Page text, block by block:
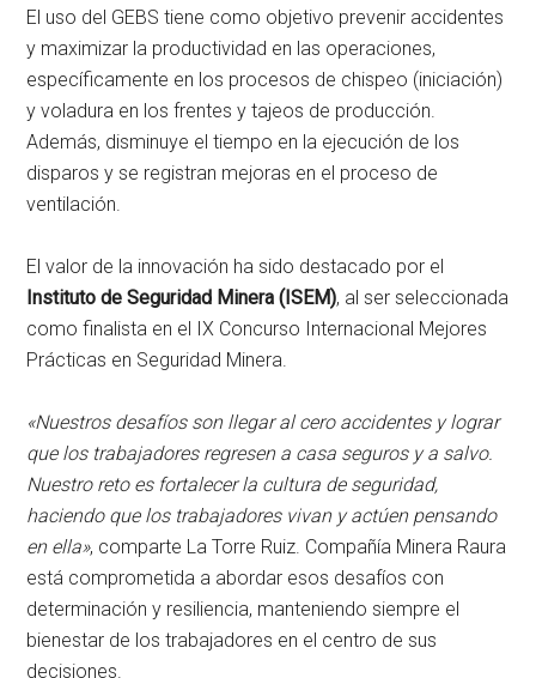
El uso del GEBS tiene como objetivo prevenir accidentes
y maximizar la productividad en las operaciones,
específicamente en los procesos de chispeo (iniciación)
y voladura en los frentes y tajeos de producción.
Además, disminuye el tiempo en la ejecución de los
disparos y se registran mejoras en el proceso de
ventilación.
El valor de la innovación ha sido destacado por el
Instituto de Seguridad Minera (ISEM), al ser seleccionada
como finalista en el IX Concurso Internacional Mejores
Prácticas en Seguridad Minera.
«Nuestros desafíos son llegar al cero accidentes y lograr
que los trabajadores regresen a casa seguros y a salvo.
Nuestro reto es fortalecer la cultura de seguridad,
haciendo que los trabajadores vivan y actúen pensando
en ella», comparte La Torre Ruiz. Compañía Minera Raura
está comprometida a abordar esos desafíos con
determinación y resiliencia, manteniendo siempre el
bienestar de los trabajadores en el centro de sus
decisiones.